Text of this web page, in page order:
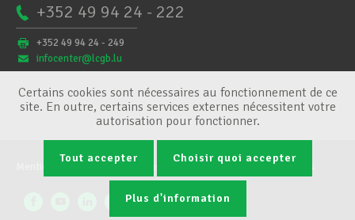
+352 49 94 24 - 222
+352 49 94 24 - 249
infocenter@lcgb.lu
Conditions générales Gestion des cookies
Certains cookies sont nécessaires au fonctionnement de ce
site. En outre, certains services externes nécessitent votre
autorisation pour fonctionner.
Tout accepter Choisir quoi accepter
Plus d'information